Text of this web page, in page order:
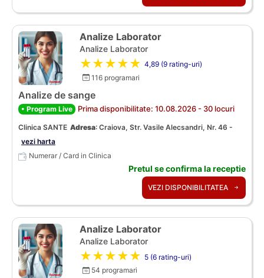
Analize Laborator
Analize Laborator
★★★★★ 4,89 (9 rating-uri)
116 programari
Analize de sange
• Program Live Prima disponibilitate: 10.08.2026 - 30 locuri
Clinica SANTE Adresa: Craiova, Str. Vasile Alecsandri, Nr. 46 -
vezi harta
Numerar / Card in Clinica
Pretul se confirma la receptie
VEZI DISPONIBILITATEA
Analize Laborator
Analize Laborator
★★★★★ 5 (6 rating-uri)
54 programari